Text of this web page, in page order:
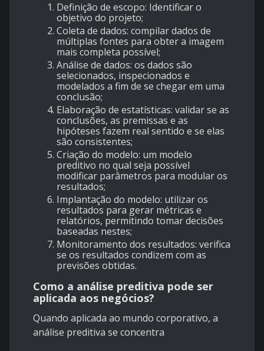
Definição de escopo: Identificar o
objetivo do projeto;
Coleta de dados: compilar dados de
múltiplas fontes para obter a imagem
mais completa possível;
Análise de dados: os dados são
selecionados, inspecionados e
modelados a fim de se chegar em uma
conclusão;
Elaboração de estatísticas: validar se as
conclusões, as premissas e as
hipóteses fazem real sentido e se elas
são consistentes;
Criação do modelo: um modelo
preditivo no qual seja possível
modificar parâmetros para modular os
resultados;
Implantação do modelo: utilizar os
resultados para gerar métricas e
relatórios, permitindo tomar decisões
baseadas nestes;
Monitoramento dos resultados: verifica
se os resultados condizem com as
previsões obtidas.
Como a análise preditiva pode ser
aplicada aos negócios?
Quando aplicada ao mundo corporativo, a
análise preditiva se concentra